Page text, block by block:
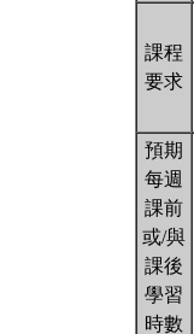
課程
要求
預期
每週
課前
或/與
課後
學習
時數